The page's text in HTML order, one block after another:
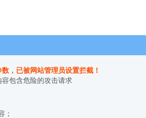
，已被网站管理员设置拦截！
包含危险的攻击请求
；